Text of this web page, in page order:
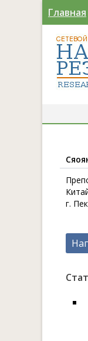
Главная
г.